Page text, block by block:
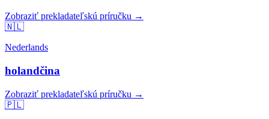
Zobraziť prekladateľskú príručku →
🇳🇱
Nederlands
holandčina
Zobraziť prekladateľskú príručku →
🇵🇱